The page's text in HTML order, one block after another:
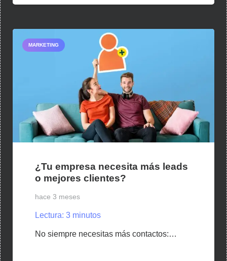
MARKETING
¿Tu empresa necesita más leads
o mejores clientes?
hace 3 meses
Lectura: 3 minutos
No siempre necesitas más contactos:…